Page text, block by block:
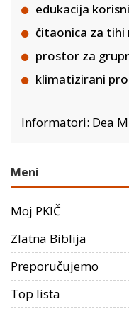
edukacija
čitaonica za tihi
prostor za
klimatizirani
Informatori: Dea
Meni
Moj PKIČ
Zlatna Biblija
Preporučujemo
Top lista